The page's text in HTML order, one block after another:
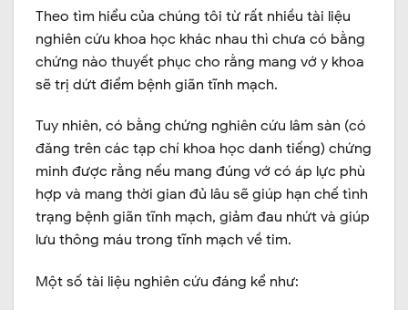
Theo tìm hiểu của chúng tôi từ rất nhiều tài liệu
nghiên cứu khoa học khác nhau thì chưa có bằng
chứng nào thuyết phục cho rằng mang vớ y khoa
sẽ trị dứt điểm bệnh giãn tĩnh mạch.
Tuy nhiên, có bằng chứng nghiên cứu lâm sàn (có
đăng trên các tạp chí khoa học danh tiếng) chứng
minh được rằng nếu mang đúng vớ có áp lực phù
hợp và mang thời gian đủ lâu sẽ giúp hạn chế tình
trạng bệnh giãn tĩnh mạch, giảm đau nhứt và giúp
lưu thông máu trong tĩnh mạch về tim.
Một số tài liệu nghiên cứu đáng kể như: